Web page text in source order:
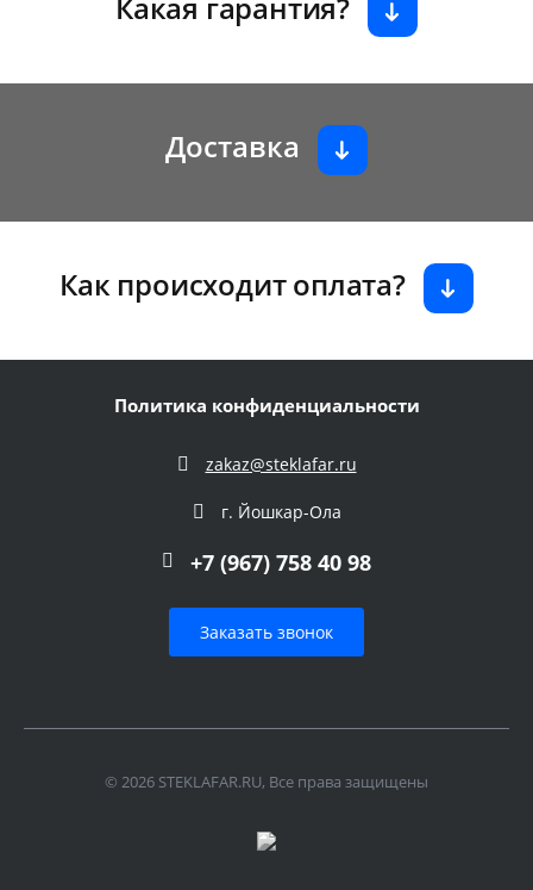
Какая гарантия?
Доставка
Как происходит оплата?
Политика конфиденциальности
zakaz@steklafar.ru
г. Йошкар-Ола
+7 (967) 758 40 98
Заказать звонок
© 2026 STEKLAFAR.RU, Все права защищены